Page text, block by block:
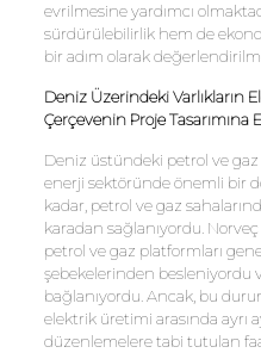
evrilmesine yardımcı
sürdürülebilirlik hem de
bir adım olarak
Deniz Üzerindeki Varlıkların
Çerçevenin Proje Tasarımına
Deniz üstündeki petrol ve gaz
enerji sektöründe önemli bir
kadar, petrol ve gaz
karadan sağlanıyordu.
petrol ve gaz platformları
şebekelerinden besleniyordu
bağlanıyordu. Ancak, bu
elektrik üretimi arasında ayrı
düzenlemelere tabi tutulan